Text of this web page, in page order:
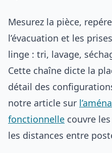
Mesurez la pièce,
l’évacuation et les
linge : tri, lavage,
Cette chaîne dicte la
détail des
notre article sur
fonctionnelle couvre
les distances entre